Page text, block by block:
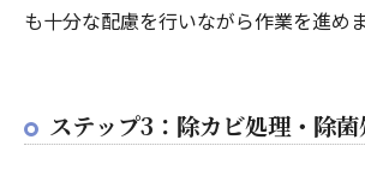
も十分な配慮を行いながら作業を進め
ステップ3：除カビ処理・除